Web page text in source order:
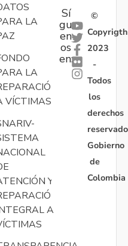
LA
LA
VÍCTIMAS
Y
A
Sí
gu
en
os
en:
©
Copyrigth
2023
-
Todos
los
derechos
Gobierno
de
Colombia